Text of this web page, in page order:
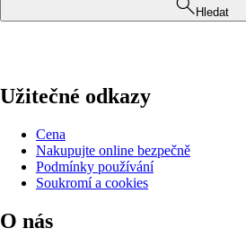
Hledat
Užitečné odkazy
Cena
Nakupujte online bezpečně
Podmínky používání
Soukromí a cookies
O nás